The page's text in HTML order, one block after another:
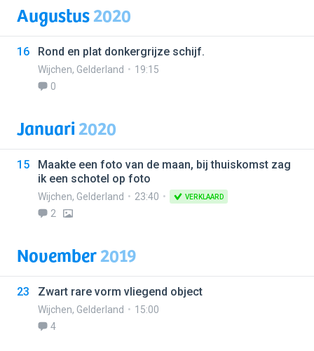
Augustus2020
16 Rond en plat donkergrijze schijf.
Wijchen, Gelderland
19:15
0
Januari2020
15
Maakte een foto van de maan, bij thuiskomst zag
ik een schotel op foto
Wijchen, Gelderland 23:40 VERKLAARD
2
November2019
23 Zwart rare vorm vliegend object
Wijchen, Gelderland
15:00
4